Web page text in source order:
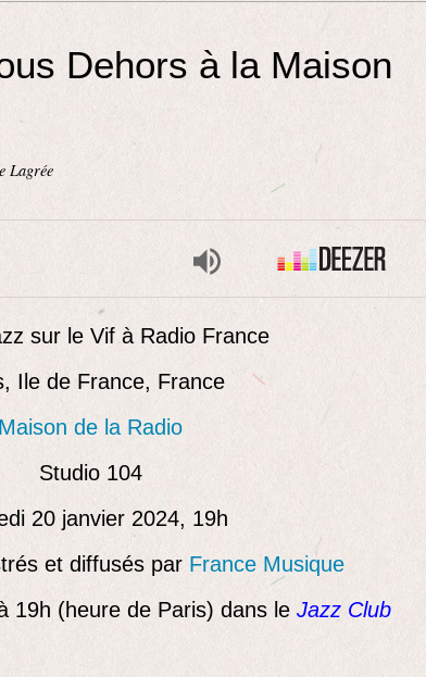
Dehors à la Maison
Lagrée
sur le Vif à Radio France
Ile de France, France
Maison de la Radio
Studio 104
20 janvier 2024, 19h
et diffusés par France Musique
19h (heure de Paris) dans le Jazz Club